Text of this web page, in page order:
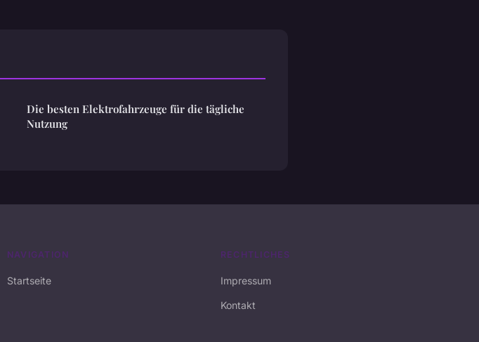
Die besten Elektrofahrzeuge für die tägliche
Nutzung
NAVIGATION
Startseite
RECHTLICHES
Impressum
Kontakt